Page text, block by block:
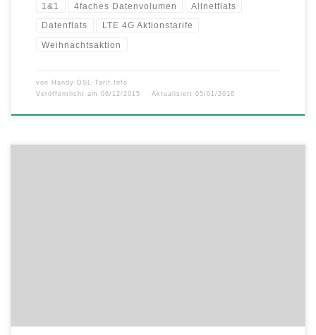
1&1 4faches Datenvolumen Allnetflats
Datenflats LTE 4G Aktionstarife
Weihnachtsaktion
von Handy-DSL-Tarif.Info
Veröffentlicht am 06/12/2015 Aktualisiert 05/01/2016